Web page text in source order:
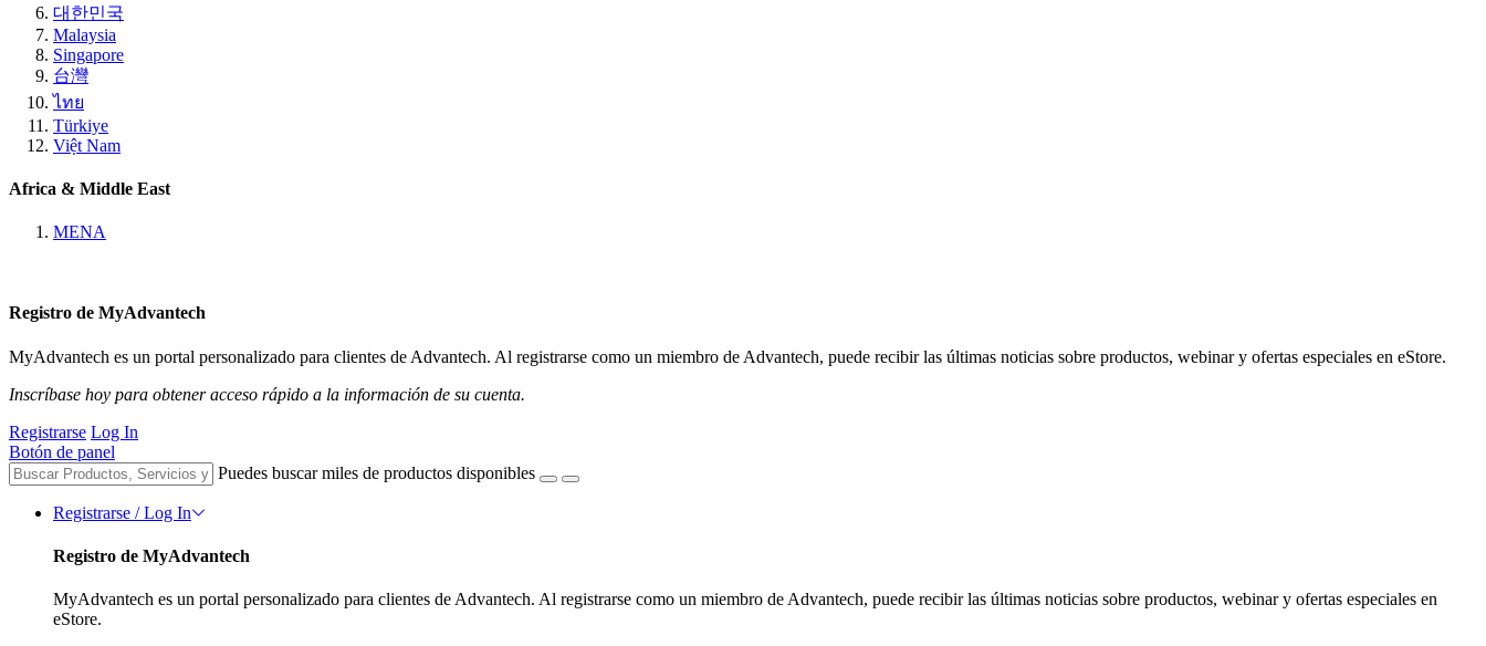
대한민국
Malaysia
Singapore
台灣
ไทย
Türkiye
Việt Nam
Africa & Middle East
MENA
Registro de MyAdvantech
MyAdvantech es un portal personalizado para clientes de Advantech. Al registrarse como un miembro de Advantech, puede recibir las últimas noticias sobre productos, webinar y ofertas especiales en eStore.
Inscríbase hoy para obtener acceso rápido a la información de su cuenta.
Registrarse Log In
Botón de panel
Puedes buscar miles de productos disponibles
Registrarse / Log In
Registro de MyAdvantech
MyAdvantech es un portal personalizado para clientes de Advantech. Al registrarse como un miembro de Advantech, puede recibir las últimas noticias sobre productos, webinar y ofertas especiales en
eStore.